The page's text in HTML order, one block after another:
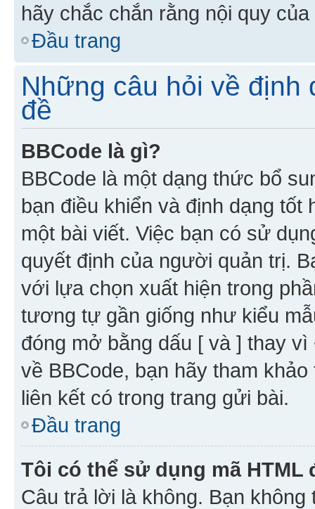
hãy chắc chắn rằng nội quy
Đầu trang
Những câu hỏi về định
đề
BBCode là gì?
BBCode là một dạng thức bổ
bạn điều khiển và định dạng
một bài viết. Việc bạn có sử
quyết định của người quản trị.
với lựa chọn xuất hiện trong
tương tự gần giống như kiểu
đóng mở bằng dấu [ và ] thay
về BBCode, bạn hãy tham
liên kết có trong trang gửi bài.
Đầu trang
Tôi có thể sử dụng mã
Câu trả lời là không. Bạn